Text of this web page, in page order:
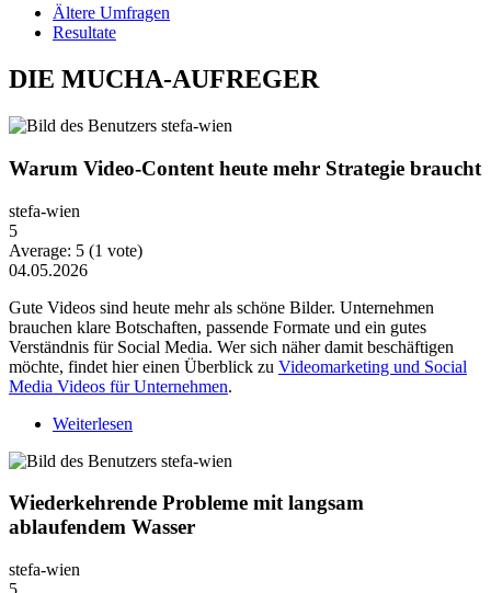
Ältere Umfragen
Resultate
DIE MUCHA-AUFREGER
Warum Video-Content heute mehr Strategie braucht
stefa-wien
5
Average: 5 (1 vote)
04.05.2026
Gute Videos sind heute mehr als schöne Bilder. Unternehmen
brauchen klare Botschaften, passende Formate und ein gutes
Verständnis für Social Media. Wer sich näher damit beschäftigen
möchte, findet hier einen Überblick zu Videomarketing und Social
Media Videos für Unternehmen.
Weiterlesen
Wiederkehrende Probleme mit langsam
ablaufendem Wasser
stefa-wien
5